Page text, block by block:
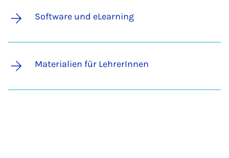
Software und eLearning
Materialien für LehrerInnen